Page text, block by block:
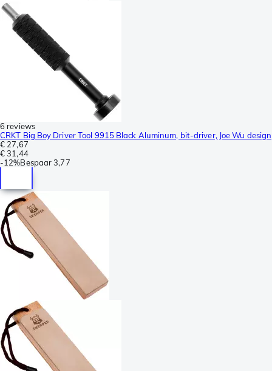
6 reviews
CRKT Big Boy Driver Tool 9915 Black Aluminum, bit-driver, Joe Wu design
€ 27,67
€ 31,44
-12%Bespaar 3,77